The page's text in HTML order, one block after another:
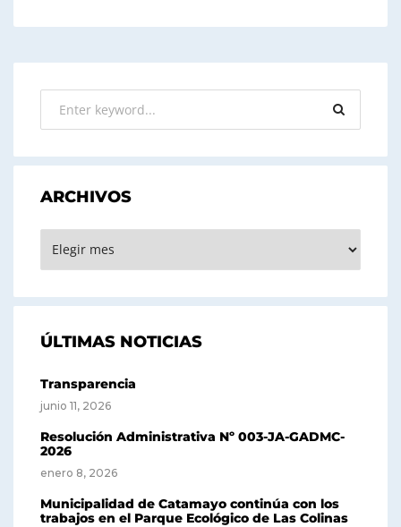
ARCHIVOS
ÚLTIMAS NOTICIAS
Transparencia
junio 11, 2026
Resolución Administrativa Nº 003-JA-GADMC-
2026
enero 8, 2026
Municipalidad de Catamayo continúa con los
trabajos en el Parque Ecológico de Las Colinas